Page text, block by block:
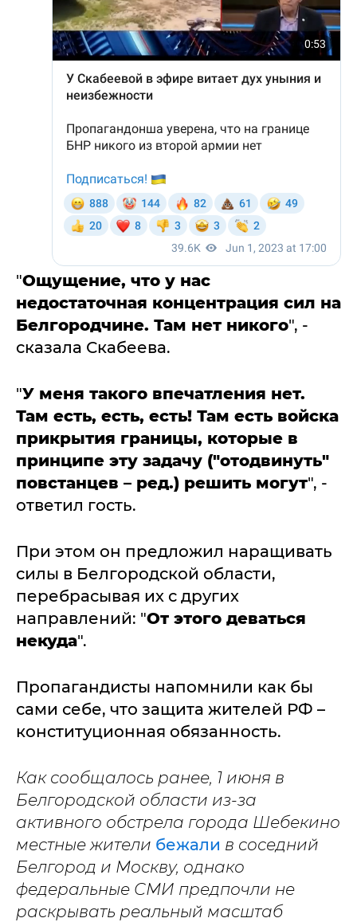
"Ощущение, что у нас
недостаточная концентрация сил на
Белгородчине. Там нет никого", -
сказала Скабеева.
"У меня такого впечатления нет.
Там есть, есть, есть! Там есть войска
прикрытия границы, которые в
принципе эту задачу ("отодвинуть"
повстанцев – ред.) решить могут", -
ответил гость.
При этом он предложил наращивать
силы в Белгородской области,
перебрасывая их с других
направлений: "От этого деваться
некуда".
Пропагандисты напомнили как бы
сами себе, что защита жителей РФ –
конституционная обязанность.
Как сообщалось ранее, 1 июня в
Белгородской области из-за
активного обстрела города Шебекино
местные жители бежали в соседний
Белгород и Москву, однако
федеральные СМИ предпочли не
раскрывать реальный масштаб